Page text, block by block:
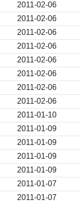
2011-02-06
2011-02-06
2011-02-06
2011-02-06
2011-02-06
2011-02-06
2011-02-06
2011-02-06
2011-01-10
2011-01-09
2011-01-09
2011-01-09
2011-01-09
2011-01-07
2011-01-07